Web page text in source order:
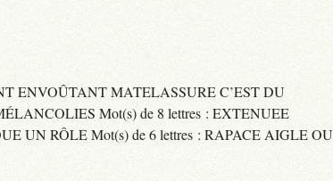
ENVOÛTANT MATELASSURE C’EST DU
Mot(s) de 8 lettres : EXTENUEE
UN RÔLE Mot(s) de 6 lettres : RAPACE AIGLE OU